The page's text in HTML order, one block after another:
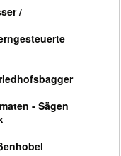
/
- Sägen